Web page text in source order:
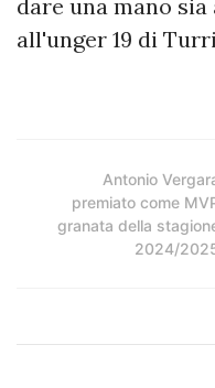
dare una mano
all'unger 19 di
Antonio
premiato come
granata della
2024/